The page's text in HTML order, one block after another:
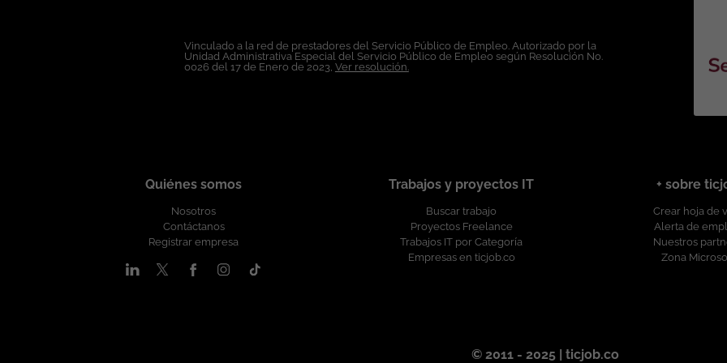
Orientación a resultados. Capacidad para traducir conceptos técnicos en beneficios de negocio. Condiciones Laborales: Lugar de Trabajo: Bogotá. Modalidad de trabajo: Híbrida. Tipo de
Contrato: A término indefinido. Salario: A convenir de acuerdo a la experiencia. Esta oferta de trabajo es
Vinculado a la red de prestadores del Servicio Público de Empleo. Autorizado por la
Unidad Administrativa Especial del Servicio Público de Empleo según Resolución No.
0026 del 17 de Enero de 2023, Ver resolución.
Quiénes somos
Nosotros
Contáctanos
Registrar empresa
Trabajos y proyectos IT
Buscar trabajo
Proyectos Freelance
Trabajos IT por Categoría
Empresas en ticjob.co
+ sobre
Crear hoja de
Alerta de
Nuestros
Zona
© 2011 - 2025 | ticjob.co